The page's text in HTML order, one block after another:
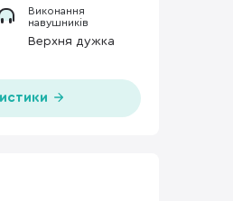
Виконання
навушників
Верхня дужка